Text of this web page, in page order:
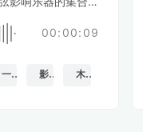
00:00:09
一枪 影响 木头